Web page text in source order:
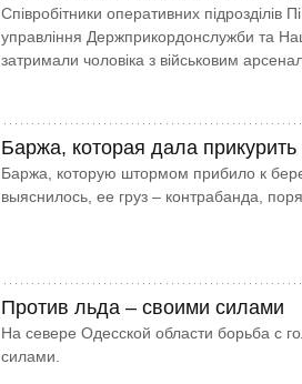
Співробітники оперативних підрозділів
управління Держ­прикордонслужби та
затримали чоловіка з військовим
Баржа, которая дала прикурить
Баржа, которую штормом прибило к
выяснилось, ее груз – контрабанда,
Против льда – своими силами
На севере Одесской области борьба с
силами.